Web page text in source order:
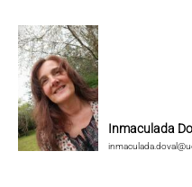
Inmaculada